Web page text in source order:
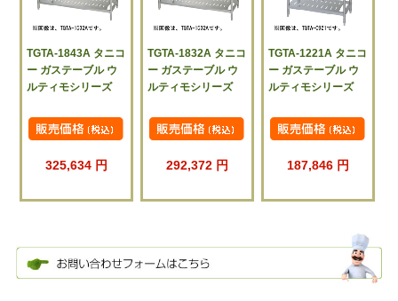
TGTA-1843A タニコ
ー ガステーブル ウ
ルティモシリーズ
325,634 円
TGTA-1832A タニコ
ー ガステーブル ウ
ルティモシリーズ
292,372 円
TGTA-1221A タニコ
ー ガステーブル ウ
ルティモシリーズ
187,846 円